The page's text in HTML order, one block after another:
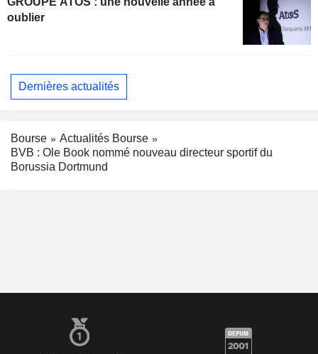
oublier
Dernières actualités
Bourse
Actualités Bourse
BVB : Ole Book nommé nouveau directeur sportif du
Borussia Dortmund